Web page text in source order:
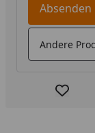
Absenden
Andere